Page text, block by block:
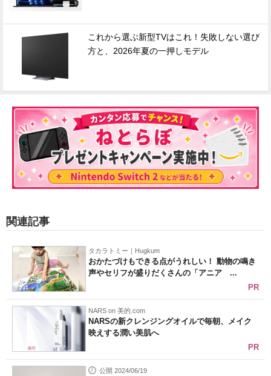
これから選ぶ新型TVはこれ！失敗しない選び
方と、2026年夏の一押しモデル
関連記事
タカラトミー｜Hugkum
おかたづけもできる点がうれしい！ 動物の鳴き
声やセリフが盛りだくさんの「アニア ...
PR
NARS on 美的.com
NARSの新クレンジングオイルで毎朝、メイク
映えする潤い美肌へ
PR
公開 2024/06/19